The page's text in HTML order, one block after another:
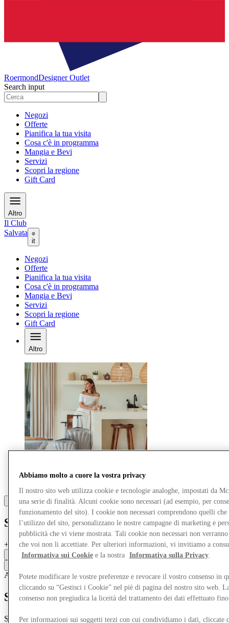
RoermondDesigner Outlet
Search input
Negozi
Offerte
Pianifica la tua visita
Cosa c'è in programma
Mangia e Bevi
Servizi
Scopri la regione
Gift Card
Altro
Il Club
Salvata
it
Negozi
Offerte
Pianifica la tua visita
Cosa c'è in programma
Mangia e Bevi
Servizi
Scopri la regione
Gift Card
Altro
Samsonite
+ American Tourister
Chiuso
Accessori e borseArticoli da viaggio
Scopri Samsonite
Samsonite è il marchio leader mondiale perbagagli di altaqualità da
Abbiamo molto a cuore la vostra privacy
Il nostro sito web utilizza cookie e tecnologie analoghe, impostati da
una serie di finalità. Alcuni cookie sono necessari (ad esempio, per
funzionamento del sito). I cookie non necessari comprendono quelli che
l’utilizzo del sito, personalizzano le nostre campagne di marketing e
pubblicità che vi viene mostrata. Tali cookie non necessari non
che voi non li accettiate. Per ulteriori informazioni, vi invitiamo a
Informativa sui Cookiee la nostra Informativa sulla Privacy.
Potete modificare le vostre preferenze e revocare il vostro consenso in
cliccando su “Gestisci i Cookie” nel piè di pagina del nostro sito web.
consenso non pregiudica la liceità del trattamento dei dati effettuato
Per informazioni sui soggetti terzi con cui condividiamo i dati, cliccate